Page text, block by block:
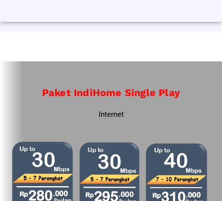
Paket IndiHome Single Play
Internet